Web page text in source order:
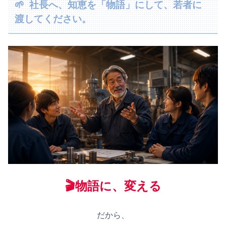
🌱 社長へ、知恵を「物語」にして、若者に
渡してください。
🎬物語に、変える
だから、